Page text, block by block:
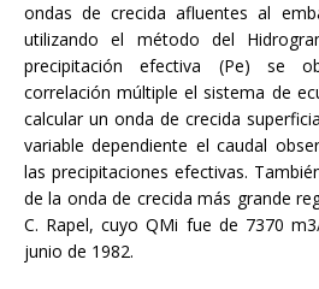
ondas de crecida afluentes al
utilizando el método del
precipitación efectiva (Pe) se
correlación múltiple el sistema de
calcular un onda de crecida
variable dependiente el caudal
las precipitaciones efectivas.
de la onda de crecida más grande
C. Rapel, cuyo QMi fue de 7370
junio de 1982.